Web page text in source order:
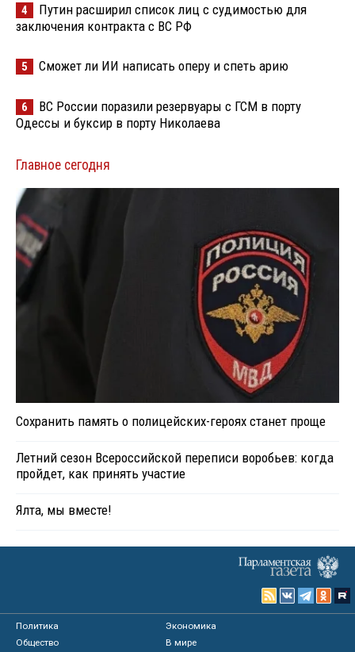
4
Путин расширил список лиц с судимостью для
заключения контракта с ВС РФ
5 Сможет ли ИИ написать оперу и спеть арию
6
ВС России поразили резервуары с ГСМ в порту
Одессы и буксир в порту Николаева
Главное сегодня
Сохранить память о полицейских-героях станет проще
Летний сезон Всероссийской переписи воробьев: когда
пройдет, как принять участие
Ялта, мы вместе!
Политика
Экономика
Общество
В мире